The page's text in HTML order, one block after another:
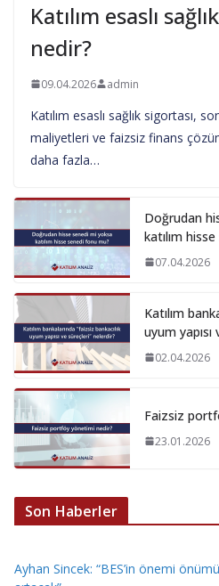
Katılım esaslı
nedir?
09.04.2026 admin
Katılım esaslı sağlık sigortası,
maliyetleri ve faizsiz finans
daha fazla…
Doğrudan
katılım
07.04.2026
Katılım
uyum
02.04.2026
Faizsiz
23.01.2026
Son Haberler
Ayhan Sincek: “BES’in önemi